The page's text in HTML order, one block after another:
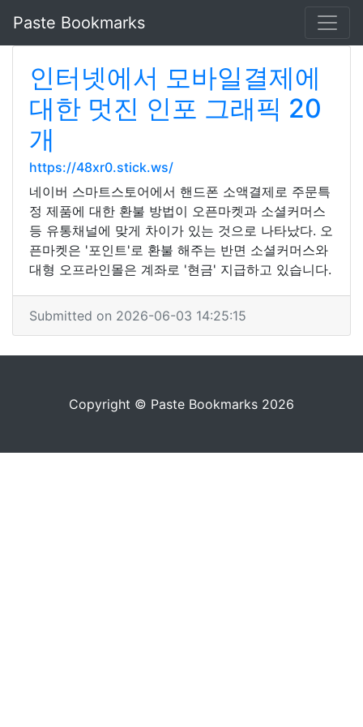
Paste Bookmarks
인터넷에서 모바일결제에
대한 멋진 인포 그래픽 20
개
https://48xr0.stick.ws/
네이버 스마트스토어에서 핸드폰 소액결제로 주문특
정 제품에 대한 환불 방법이 오픈마켓과 소셜커머스
등 유통채널에 맞게 차이가 있는 것으로 나타났다. 오
픈마켓은 '포인트'로 환불 해주는 반면 소셜커머스와
대형 오프라인몰은 계좌로 '현금' 지급하고 있습니다.
Submitted on 2026-06-03 14:25:15
Copyright © Paste Bookmarks 2026